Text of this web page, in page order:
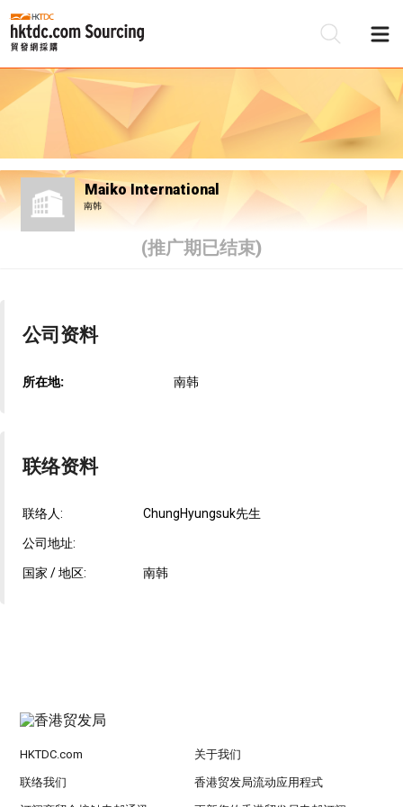
Maiko International
南韩
(推广期已结束)
公司资料
所在地: 南韩
联络资料
联络人: ChungHyungsuk先生
公司地址:
国家 / 地区: 南韩
HKTDC.com 关于我们
联络我们 香港贸发局流动应用程式